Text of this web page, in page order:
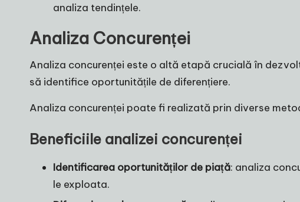
analiza tendințele.
Analiza Concurenței
Analiza concurenței este o altă etapă crucială în
să identifice oportunitățile de diferențiere.
Analiza concurenței poate fi realizată prin diverse
Beneficiile analizei concurenței
Identificarea oportunităților de piață: analiza
le exploata.